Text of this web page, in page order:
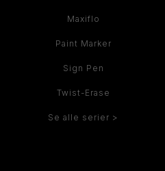
Maxiflo
Paint Marker
Sign Pen
Twist-Erase
Se alle serier >